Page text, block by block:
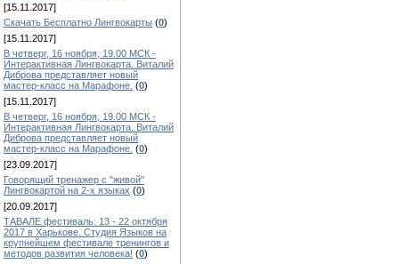
[15.11.2017]
Скачать Бесплатно Лингвокарты (0)
[15.11.2017]
В четверг, 16 ноября, 19.00 МСК -
Интерактивная Лингвокарта. Виталий
Диброва представляет новый
мастер-класс на Марафоне. (0)
[15.11.2017]
В четверг, 16 ноября, 19.00 МСК -
Интерактивная Лингвокарта. Виталий
Диброва представляет новый
мастер-класс на Марафоне. (0)
[23.09.2017]
Говорящий тренажер с "живой"
Лингвокартой на 2-х языках (0)
[20.09.2017]
ТАВАЛЕ фестиваль: 13 - 22 октября
2017 в Харькове. Студия Языков на
крупнейшем фестивале тренингов и
методов развития человека! (0)